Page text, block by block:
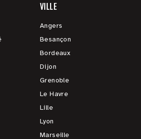
VILLE
Angers
Besançon
Bordeaux
Dijon
Grenoble
Le Havre
Lille
Lyon
Marseille